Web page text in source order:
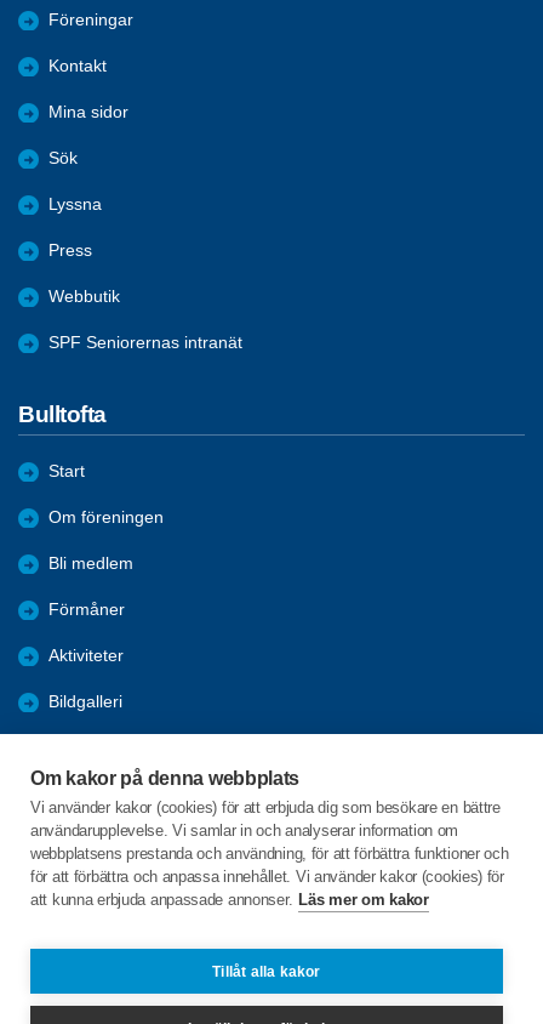
Om kakor på denna webbplats
Vi använder kakor (cookies) för att erbjuda dig som besökare en bättre
användarupplevelse. Vi samlar in och analyserar information om
webbplatsens prestanda och användning, för att förbättra funktioner och
för att förbättra och anpassa innehållet. Vi använder kakor (cookies) för
att kunna erbjuda anpassade annonser. Läs mer om kakor
Tillåt alla kakor
Föreningar
Kontakt
Mina sidor
Sök
Lyssna
Press
Webbutik
SPF Seniorernas intranät
Bulltofta
Start
Om föreningen
Bli medlem
Förmåner
Aktiviteter
Bildgalleri
Återblickar
Arkiv
C/o:Wivi Noren